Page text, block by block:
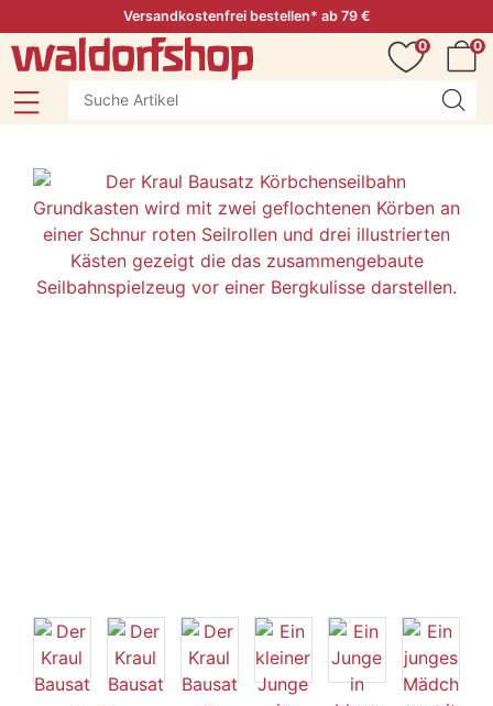
Versandkostenfrei bestellen* ab 79 €
0
0